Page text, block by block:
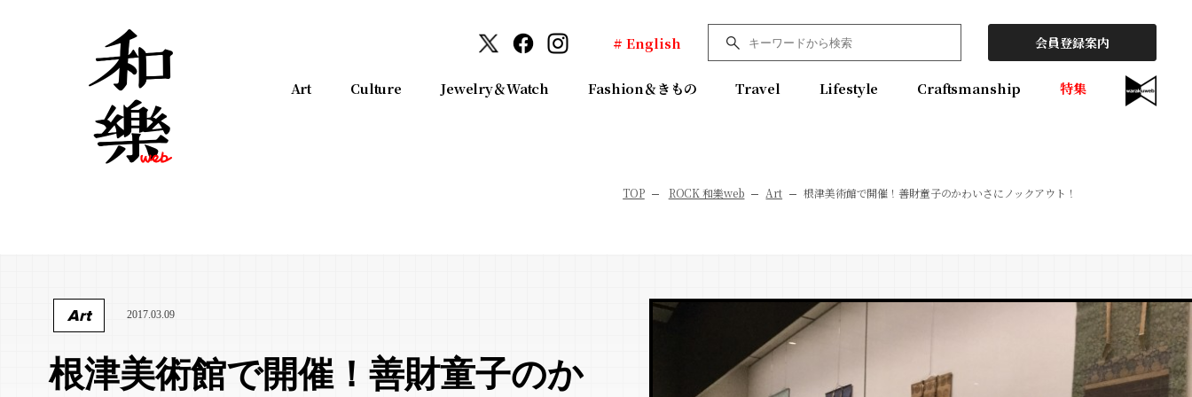
# English 会員登録案内
Art Culture Jewelry＆Watch Fashion＆きもの Travel Lifestyle Craftsmanship 特集
TOP ROCK 和樂web Art 根津美術館で開催！善財童子のかわいさにノックアウト！
Art 2017.03.09
根津美術館で開催！善財童子のか